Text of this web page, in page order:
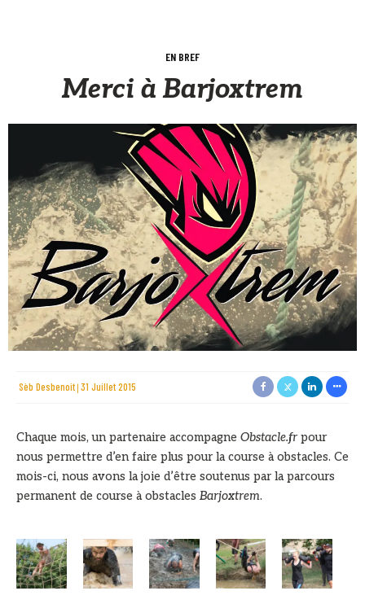
EN BREF
Merci à Barjoxtrem
Sèb Desbenoit 31 Juillet 2015
Chaque mois, un partenaire accompagne Obstacle.frpour
nous permettre d’en faire plus pour la course à obstacles. Ce
mois-ci, nous avons la joie d’être soutenus par la parcours
permanent de course à obstacles Barjoxtrem.